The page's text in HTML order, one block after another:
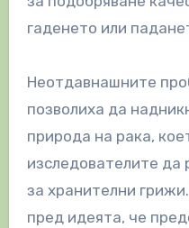
гаденето или
Неотдавнашните
позволиха да
природа на рака,
изследователите да
за хранителни
пред идеята, че